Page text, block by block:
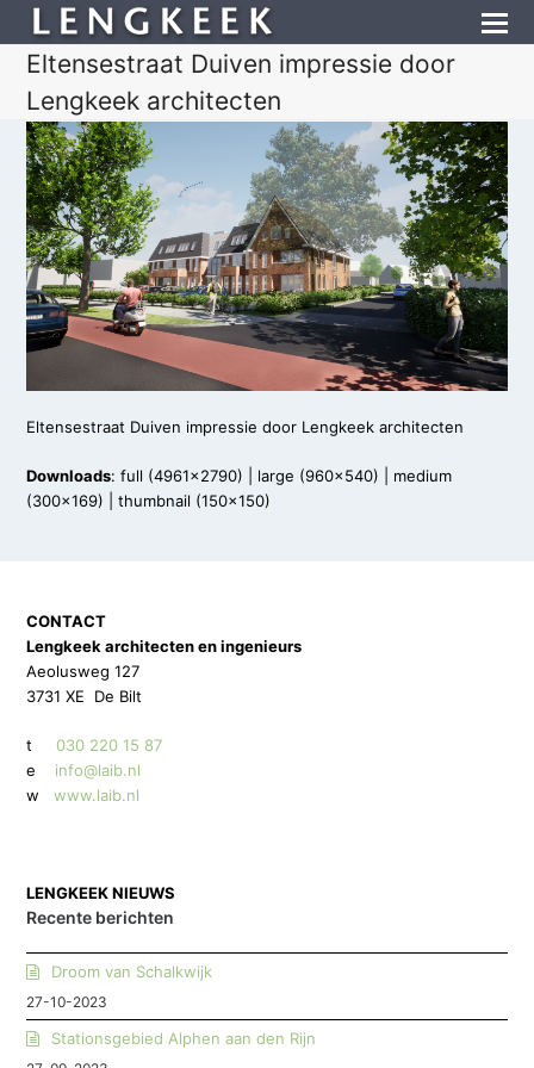
Eltensestraat Duiven impressie door
Lengkeek architecten
Eltensestraat Duiven impressie door Lengkeek architecten
Downloads:full (4961x2790) large (960x540)
medium
(300x169) |thumbnail (150x150)
CONTACT
Lengkeek architecten en ingenieurs
Aeolusweg 127
3731 XE De Bilt
t030 220 15 87
e info@laib.nl
w
www.laib.nl
LENGKEEK NIEUWS
Recente berichten
Droom van Schalkwijk
27-10-2023
Stationsgebied Alphen aan den Rijn